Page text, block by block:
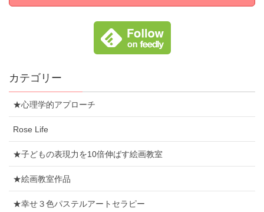
カテゴリー
★心理学的アプローチ
Rose Life
★子どもの表現力を10倍伸ばす絵画教室
★絵画教室作品
★幸せ３色パステルアートセラピー